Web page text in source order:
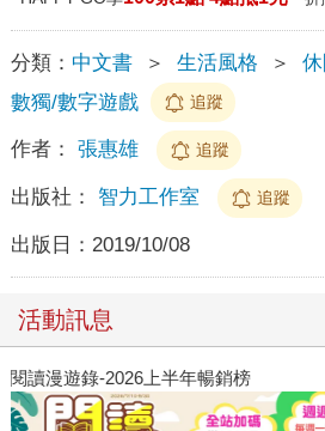
分類： 中文書 ＞ 生活風格 ＞
數獨/數字遊戲
追蹤
作者： 張惠雄 追蹤
出版社： 智力工作室 追蹤
出版日： 2019/10/08
活動訊息
閱讀漫遊錄-2026上半年暢銷榜